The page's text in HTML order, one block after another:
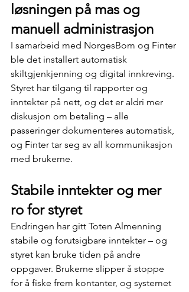
løsningen på mas og
manuell administrasjon
I samarbeid med NorgesBom og Finter
ble det installert automatisk
skiltgjenkjenning og digital innkreving.
Styret har tilgang til rapporter og
inntekter på nett, og det er aldri mer
diskusjon om betaling – alle
passeringer dokumenteres automatisk,
og Finter tar seg av all kommunikasjon
med brukerne.
Stabile inntekter og mer
ro for styret
Endringen har gitt Toten Almenning
stabile og forutsigbare inntekter – og
styret kan bruke tiden på andre
oppgaver. Brukerne slipper å stoppe
for å fiske frem kontanter, og systemet